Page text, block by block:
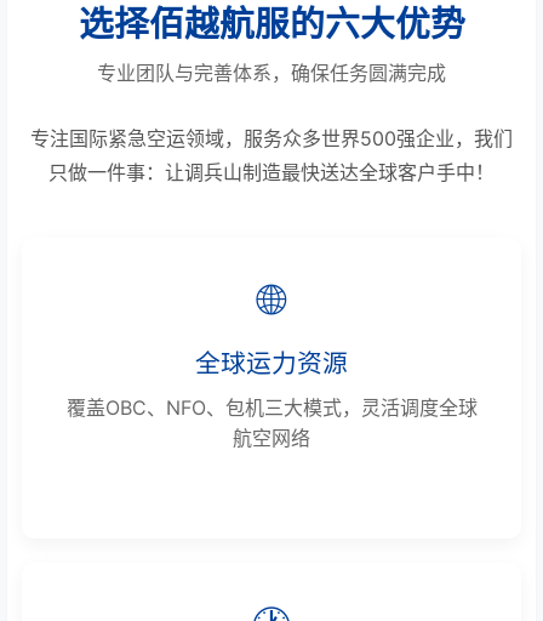
选择佰越航服的六大优势
专业团队与完善体系，确保任务圆满完成
专注国际紧急空运领域，服务众多世界500强企业，我们
只做一件事：让调兵山制造最快送达全球客户手中！
🌐
全球运力资源
覆盖OBC、NFO、包机三大模式，灵活调度全球
航空网络